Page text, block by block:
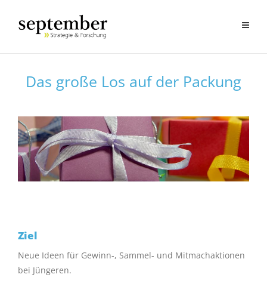
Das große Los auf der Packung
Ziel
Neue Ideen für Gewinn-, Sammel- und Mitmachaktionen
bei Jüngeren.